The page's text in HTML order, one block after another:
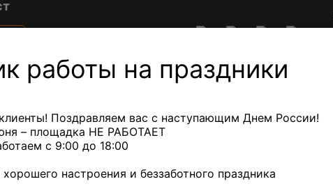
работы на праздники
Поздравляем вас с наступающим Днем России!
– площадка НЕ РАБОТАЕТ
с 9:00 до 18:00
настроения и беззаботного праздника